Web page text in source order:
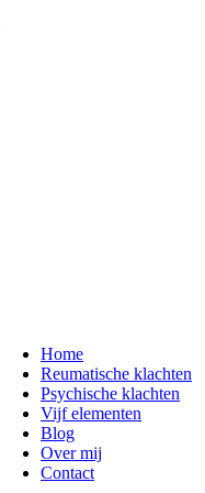
Home
Reumatische klachten
Psychische klachten
Vijf elementen
Blog
Over mij
Contact